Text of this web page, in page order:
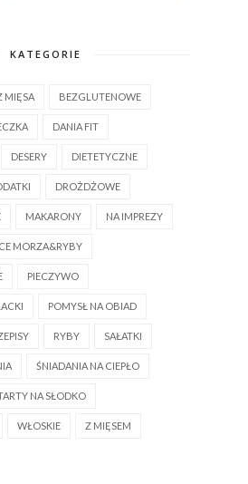
KATEGORIE
MIĘSA BEZGLUTENOWE
DANIA FIT
DESERY DIETETYCZNE
DROŻDŻOWE
MAKARONY NA IMPREZY
MORZA&RYBY
PIECZYWO
POMYSŁ NA OBIAD
RYBY SAŁATKI
ŚNIADANIA NA CIEPŁO
NA SŁODKO
WŁOSKIE Z MIĘSEM